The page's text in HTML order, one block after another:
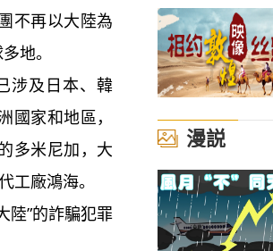
不再以大陸為
地。
及日本、韓
家和地區，
多米尼加，大
工廠鴻海。
”的詐騙犯罪
漫説